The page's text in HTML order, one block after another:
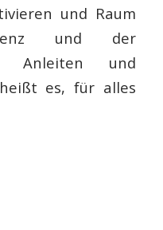
und Raum
und der
Anleiten und
es, für alles